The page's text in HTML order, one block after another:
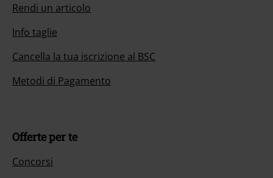
Rendi un articolo
Info taglie
Cancella la tua iscrizione al BSC
Metodi di Pagamento
Offerte per te
Concorsi